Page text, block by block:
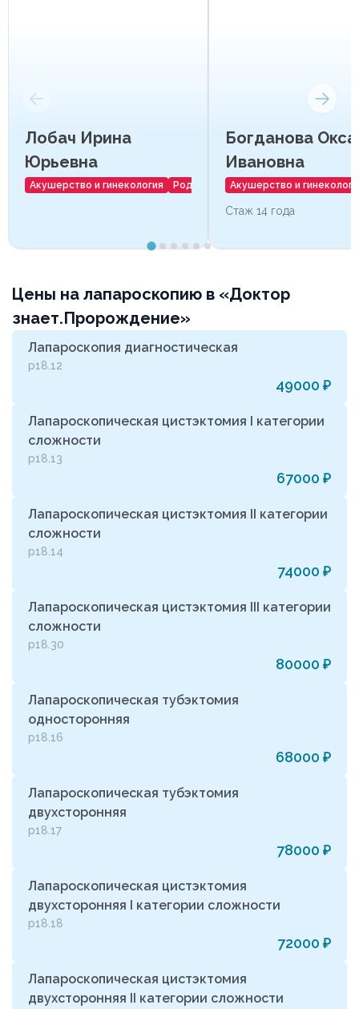
Лобач Ирина
Юрьевна
Акушерство и гинекология Роды
Богданова
Ивановна
Акушерство и
Стаж 14 года
Цены на лапароскопию в «Доктор
знает.Пророждение»
Лапароскопия диагностическая
р18.12
49000 ₽
Лапароскопическая цистэктомия I категории
сложности
р18.13
67000 ₽
Лапароскопическая цистэктомия II категории
сложности
р18.14
74000 ₽
Лапароскопическая цистэктомия III категории
сложности
р18.30
80000 ₽
Лапароскопическая тубэктомия
односторонняя
р18.16
68000 ₽
Лапароскопическая тубэктомия
двухсторонняя
р18.17
78000 ₽
Лапароскопическая цистэктомия
двухсторонняя I категории сложности
р18.18
72000 ₽
Лапароскопическая цистэктомия
двухсторонняя II категории сложности